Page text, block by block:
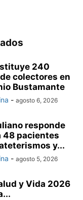
240
colectores en
Bustamante
- agosto 6, 2026
responde
48 pacientes
y...
- agosto 5, 2026
y Vida 2026